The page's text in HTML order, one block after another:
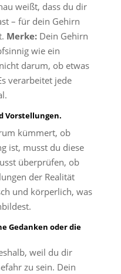
weißt, dass du dir
– für dein Gehirn
Merke:Dein Gehirn
wie ein
darum, ob etwas
verarbeitet jede
Vorstellungen.
kümmert, ob
ist, musst du diese
überprüfen, ob
der Realität
und körperlich, was
Gedanken oder die
weil du dir
zu sein. Dein